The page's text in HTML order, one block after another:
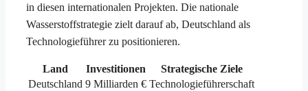
in diesen internationalen Projekten. Die nationale
Wasserstoffstrategie zielt darauf ab, Deutschland als
Technologieführer zu positionieren.
Land Investitionen
Strategische Ziele
Deutschland 9 Milliarden € Technologieführerschaft